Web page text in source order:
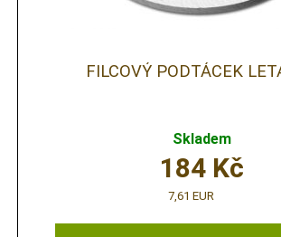
FILCOVÝ PODTÁCEK
Skladem
184 Kč
7,61 EUR